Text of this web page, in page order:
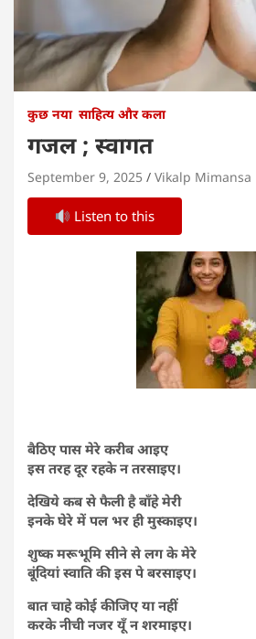
कुछ नया साहित्य और कला
गजल ; स्वागत
September 9, 2025 Vikalp Mimansa
Listen to this
बैठिए पास मेरे करीब आइए
इस तरह दूर रहके न तरसाइए।
देखिये कब से फैली है बाँहे मेरी
इनके घेरे में पल भर ही मुस्काइए।
शुष्क मरूभूमि सीने से लग के मेरे
बूंदियां स्वाति की इस पे बरसाइए।
बात चाहे कोई कीजिए या नहीं
करके नीची नजर यूँ न शरमाइए।